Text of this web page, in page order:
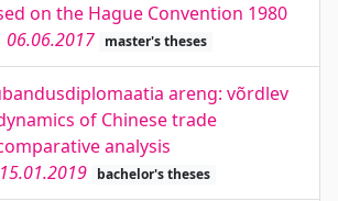
on the Hague Convention 1980
06.06.2017 master's theses
areng: võrdlev
of Chinese trade
analysis
15.01.2019 bachelor's theses